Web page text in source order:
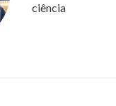
ciência